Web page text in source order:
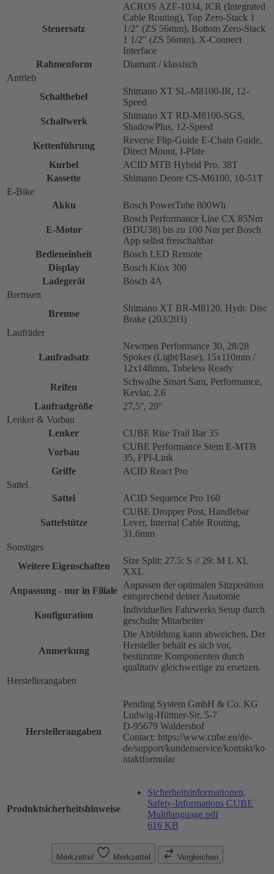
Steuersatz
ACROS AZF-1034, ICR (Integrated
Cable Routing), Top Zero-Stack 1
1/2" (ZS 56mm), Bottom Zero-Stack
1 1/2" (ZS 56mm), X-Connect
Interface
Rahmenform
Diamant / klassisch
Antrieb
Schalthebel
Shimano XT SL-M8100-IR, 12-
Speed
Schaltwerk
Shimano XT RD-M8100-SGS,
ShadowPlus, 12-Speed
Kettenführung
Reverse Flip-Guide E-Chain Guide,
Direct Mount, I-Plate
Kurbel
ACID MTB Hybrid Pro, 38T
Kassette
Shimano Deore CS-M6100, 10-51T
E-Bike
Akku
Bosch PowerTube 800Wh
E-Motor
Bosch Performance Line CX 85Nm
(BDU38) bis zu 100 Nm per Bosch
App selbst freischaltbar
Bedieneinheit
Bosch LED Remote
Display
Bosch Kiox 300
Ladegerät
Bosch 4A
Bremsen
Bremse
Shimano XT BR-M8120, Hydr. Disc
Brake (203/203)
Laufräder
Laufradsatz
Newmen Performance 30, 28/28
Spokes (Light/Base), 15x110mm /
12x148mm, Tubeless Ready
Reifen
Schwalbe Smart Sam, Performance,
Kevlar, 2.6
Laufradgröße
27,5'', 29''
Lenker & Vorbau
Lenker
CUBE Rise Trail Bar 35
Vorbau
CUBE Performance Stem E-MTB
35, FPI-Link
Griffe
ACID React Pro
Sattel
Sattel
ACID Sequence Pro 160
Sattelstütze
CUBE Dropper Post, Handlebar
Lever, Internal Cable Routing,
31.6mm
Sonstiges
Weitere Eigenschaften
Size Split: 27.5: S // 29: M L XL
XXL
Anpassung - nur in Filiale
Anpassen der optimalen Sitzposition
entsprechend deiner Anatomie
Konfiguration
Individuelles Fahrwerks Setup durch
geschulte Mitarbeiter
Anmerkung
Die Abbildung kann abweichen. Der
Hersteller behält es sich vor,
bestimmte Komponenten durch
qualitativ gleichwertige zu ersetzen.
Herstellerangaben
Herstellerangaben
Pending System GmbH & Co. KG
Ludwig-Hüttner-Str. 5-7
D-95679 Waldershof
Contact: https://www.cube.eu/de-
de/support/kundenservice/kontakt/ko
ntaktformular
Produktsicherheitshinweise
Sicherheitsinformationen,
Safety-Informations CUBE
Multilanguage.pdf
616 KB
Merkzettel Merkzettel Vergleichen